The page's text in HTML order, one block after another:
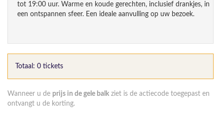
tot 19:00 uur. Warme en koude gerechten, inclusief drankjes, in
een ontspannen sfeer. Een ideale aanvulling op uw bezoek.
Totaal: 0 tickets
Wanneer u de prijs in de gele balk ziet is de actiecode toegepast en
ontvangt u de korting.